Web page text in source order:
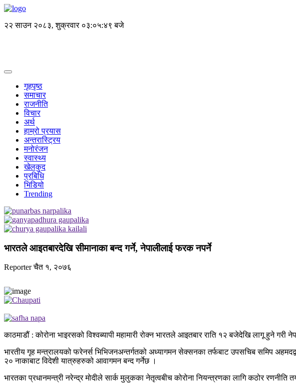
२२ साउन २०८३, शुक्रवार ०३:०५:५० बजे
गृहपृष्ठ
समाचार
राजनीति
विचार
अर्थ
हाम्रो प्रयास
अन्तरास्ट्रिय
मनोरंजन
स्वास्थ्य
खेलकुद
प्रबिधि
भिडियो
Trending
भारतले आइतबारदेखि सीमानाका बन्द गर्ने, नेपालीलाई फरक नपर्ने
Reporterचैत १, २०७६
काठमाडौं : कोरोना भाइरसको विश्वब्यापी महामारी रोक्न भारतले आइतबार राति १२ बजेदेखि लागू हुने गरी
भारतीय गृह मन्त्रालयको फरेनर्स भिभिजनअन्तर्गतको अध्यागमन सेक्सनका तर्फबाट उपसचिब समिप
२० नाकाबाट विदेशी यात्रुहरुको आवागमन बन्द गर्नेछ ।
भारतका प्रधानमन्त्री नरेन्द्र मोदीले सार्क मुलुकका नेतृत्वबीच कोरोना नियन्त्रणका लागि कठोर रणनीति